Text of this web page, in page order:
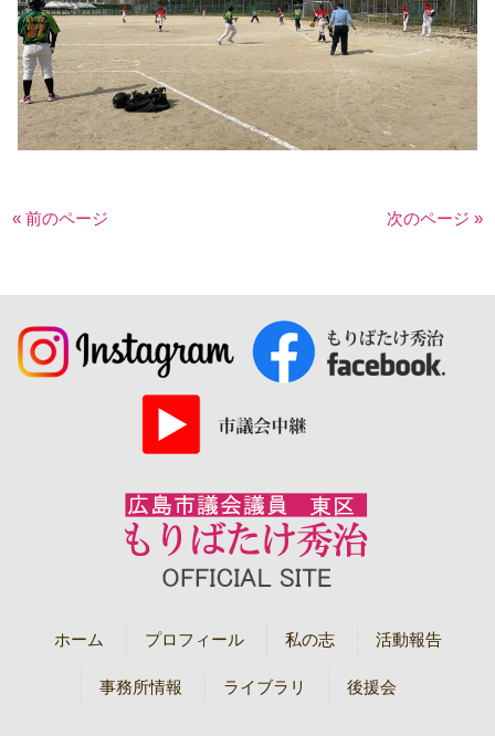
« 前のページ 次のページ »
ホーム プロフィール 私の志 活動報告
事務所情報 ライブラリ 後援会